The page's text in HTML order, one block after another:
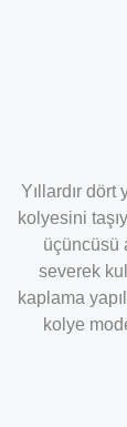
Yıllardır dört
kolyesini
üçüncüsü
severek
kaplama
kolye